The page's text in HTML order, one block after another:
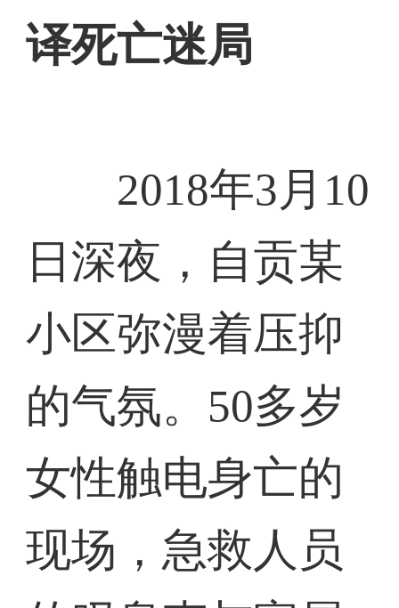
译死亡迷局
2018年3月10
日深夜，自贡某
小区弥漫着压抑
的气氛。50多岁
女性触电身亡的
现场，急救人员